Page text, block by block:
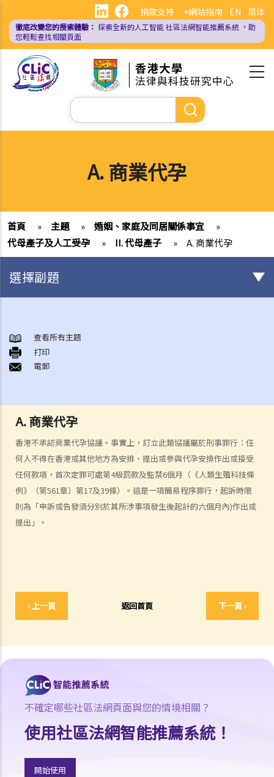
內
EN 简体
捐款支持 +網站指南
徹底改變您的搜索體驗： 探索全新的人工智能社區法網智能推薦系統 ，助
您輕鬆查找相關頁面
Search
A. 商業代孕
首頁 » 主題 » 婚姻、家庭及同居關係事宜
»
代母產子及人工受孕
» II. 代母產子 » A. 商業代孕
A. 商業代孕
香港不承認商業代孕協議。事實上，訂立此類協議屬於刑事罪行：任
何人不得在香港或其他地方為安排、提出或參與代孕安排作出或接受
任何款項，首次定罪可處第4級罰款及監禁6個月（《人類生殖科技條
例》（第561章）第17及39條）。這是一項簡易程序罪行，起訴時限
則為「申訴或告發須分別於其所涉事項發生後起計的六個月內)作出或
提出」。
‹ 上一頁 返回首頁 下一頁 ›
選擇副題
A. 概述
B. 香港認可的婚姻關係
1. 如果我在香港以外地方結婚，是否需要通知香港政府更新我的婚姻狀
2. 我在香港以外的地方結婚，但擔心在香港不被承認。我可以在香港登
記結婚嗎？
C. 辦理婚姻登記及舉行婚禮
A. 在香港結婚的條件
B. 結婚登記程序
C. 婚姻的有效性
D. 《婚姻條例》下的罪行
1. 如果夫妻打算離婚，簽訂分居協議有甚麼好處？
F. 與非香港居民結婚
B. 香港永久居民與內地人士結婚
C. 在港就業／就讀的海外或中國內地人士的海外配偶（包括中國內地）
G. 已婚人士享有的福利與權益
A. 已婚人士免稅額
B. 供養父母及供養祖父母或外祖父母免稅額
查看所有主題
打印
電郵
不確定哪些社區法網頁面與您的情境相關？
使用社區法網智能推薦系統！
開始使用